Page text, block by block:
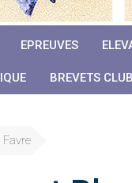
EPREUVES
BREVETS